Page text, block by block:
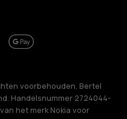
voorbehouden. Bertel
Handelsnummer 2724044-
het merk Nokia voor